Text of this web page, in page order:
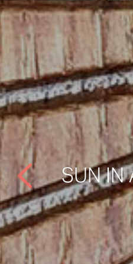
SUN IN